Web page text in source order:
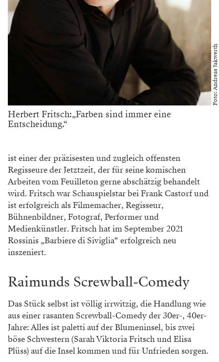
Foto: Andreas Jakwerth
Herbert Fritsch:„Farben sind immer eine
Entscheidung.“
ist einer der präzisesten und zugleich offensten
Regisseure der Jetztzeit, der für seine komischen
Arbeiten vom Feuilleton gerne abschätzig behandelt
wird. Fritsch war Schauspielstar bei Frank Castorf und
ist erfolgreich als Filmemacher, Regisseur,
Bühnenbildner, Fotograf, Performer und
Medienkünstler. Fritsch hat im September 2021
Rossinis „Barbiere di Siviglia“ erfolgreich neu
inszeniert.
Raimunds Screwball-Comedy
Das Stück selbst ist völlig irrwitzig, die Handlung wie
aus einer rasanten Screwball-Comedy der 30er-, 40er-
Jahre: Alles ist paletti auf der Blumeninsel, bis zwei
böse Schwestern (Sarah Viktoria Fritsch und Elisa
Plüss) auf die Insel kommen und für Unfrieden sorgen.